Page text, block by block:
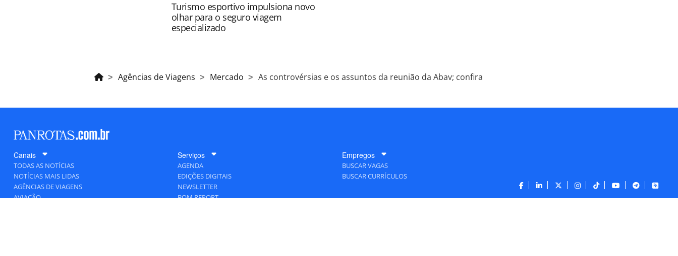
Turismo esportivo impulsiona novo
olhar para o seguro viagem
especializado
Agências de Viagens Mercado As controvérsias e os assuntos da reunião da Abav; confira
Canais
TODAS AS NOTÍCIAS
NOTÍCIAS MAIS LIDAS
AGÊNCIAS DE VIAGENS
AVIAÇÃO
Serviços
AGENDA
EDIÇÕES DIGITAIS
NEWSLETTER
BOM REPORT
Empregos
BUSCAR VAGAS
BUSCAR CURRÍCULOS